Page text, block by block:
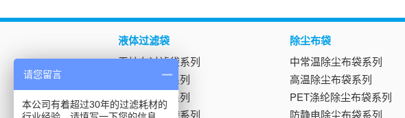
液体过滤袋
无纺布过滤袋系列
尼龙过滤袋系列
吸油过滤袋系列
不锈钢过滤袋系列
除尘布袋
中常温除尘布袋系列
高温除尘布袋系列
PET涤纶除尘布袋系列
防静电除尘布袋系列
请您留言
本公司有着超过30年的过滤耗材的